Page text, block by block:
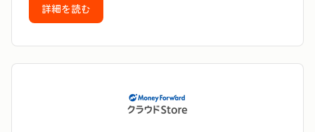
詳細を読む